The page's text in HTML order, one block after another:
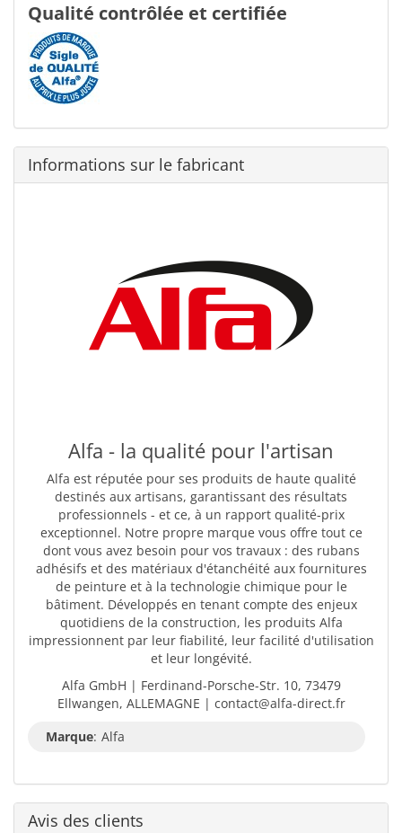
Qualité contrôlée et certifiée
Informations sur le fabricant
Alfa - la qualité pour l'artisan
Alfa est réputée pour ses produits de haute qualité
destinés aux artisans, garantissant des résultats
professionnels - et ce, à un rapport qualité-prix
exceptionnel. Notre propre marque vous offre tout ce
dont vous avez besoin pour vos travaux : des rubans
adhésifs et des matériaux d'étanchéité aux fournitures
de peinture et à la technologie chimique pour le
bâtiment. Développés en tenant compte des enjeux
quotidiens de la construction, les produits Alfa
impressionnent par leur fiabilité, leur facilité d'utilisation
et leur longévité.
Alfa GmbH | Ferdinand-Porsche-Str. 10, 73479
Ellwangen, ALLEMAGNE | contact@alfa-direct.fr
Marque: Alfa
Avis des clients